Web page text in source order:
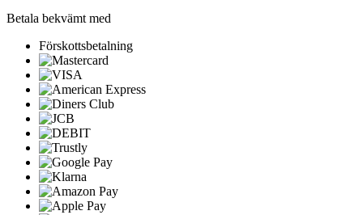
Betala bekvämt med
Förskottsbetalning